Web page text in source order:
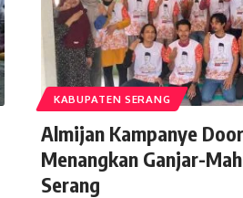
KABUPATEN SERANG
Almijan Kampanye
Menangkan Ganjar-
Serang